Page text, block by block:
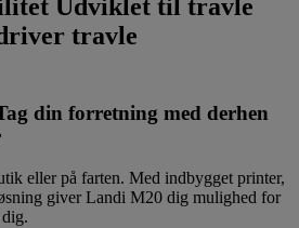
Udviklet til travle
travle
din forretning med derhen
eller på farten. Med indbygget printer,
giver Landi M20 dig mulighed for